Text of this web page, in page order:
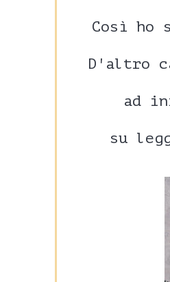
Così ho
D'altro
ad
su